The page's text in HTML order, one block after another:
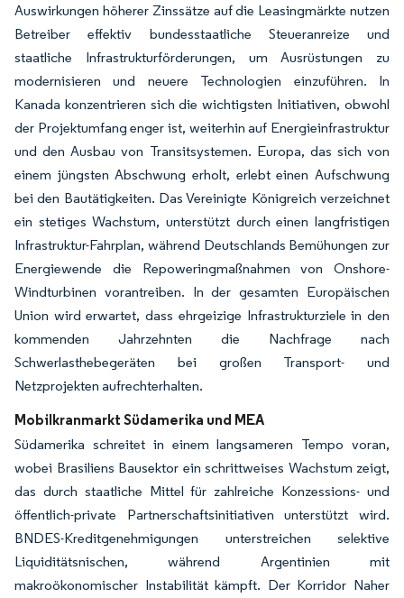
Auswirkungen höherer Zinssätze auf die Leasingmärkte nutzen
Betreiber effektiv bundesstaatliche Steueranreize und
staatliche Infrastrukturförderungen, um Ausrüstungen zu
modernisieren und neuere Technologien einzuführen. In
Kanada konzentrieren sich die wichtigsten Initiativen, obwohl
der Projektumfang enger ist, weiterhin auf Energieinfrastruktur
und den Ausbau von Transitsystemen. Europa, das sich von
einem jüngsten Abschwung erholt, erlebt einen Aufschwung
bei den Bautätigkeiten. Das Vereinigte Königreich verzeichnet
ein stetiges Wachstum, unterstützt durch einen langfristigen
Infrastruktur-Fahrplan, während Deutschlands Bemühungen zur
Energiewende die Repoweringmaßnahmen von Onshore-
Windturbinen vorantreiben. In der gesamten Europäischen
Union wird erwartet, dass ehrgeizige Infrastrukturziele in den
kommenden Jahrzehnten die Nachfrage nach
Schwerlasthebegeräten bei großen Transport- und
Netzprojekten aufrechterhalten.
Mobilkranmarkt Südamerika und MEA
Südamerika schreitet in einem langsameren Tempo voran,
wobei Brasiliens Bausektor ein schrittweises Wachstum zeigt,
das durch staatliche Mittel für zahlreiche Konzessions- und
öffentlich-private Partnerschaftsinitiativen unterstützt wird.
BNDES-Kreditgenehmigungen unterstreichen selektive
Liquiditätsnischen, während Argentinien mit
makroökonomischer Instabilität kämpft. Der Korridor Naher